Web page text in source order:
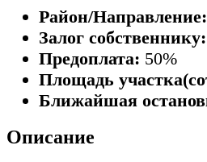
Район/Направление:
Залог собственнику:
Предоплата: 50%
Площадь
Ближайшая
Описание